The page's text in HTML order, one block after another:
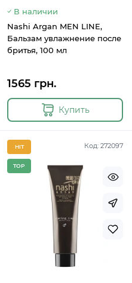
В наличии
Nashi Argan MEN LINE,
Бальзам увлажнение после
бритья, 100 мл
1565 грн.
Купить
Код: 272097
HIT
TOP